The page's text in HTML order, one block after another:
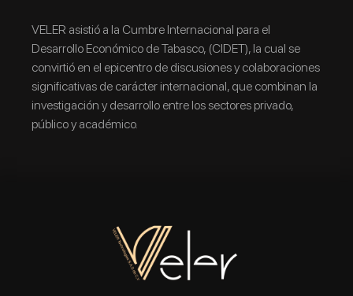
VELER asistió a la Cumbre Internacional para el
Desarrollo Económico de Tabasco, (CIDET), la cual se
convirtió en el epicentro de discusiones y colaboraciones
significativas de carácter internacional, que combinan la
investigación y desarrollo entre los sectores privado,
público y académico.